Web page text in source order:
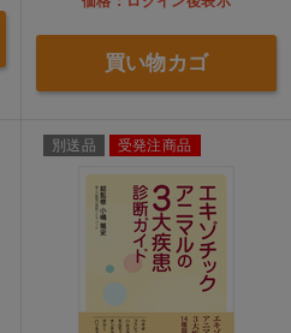
買い物カゴ
別送品 受発注商品